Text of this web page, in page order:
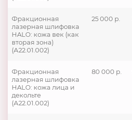
Фракционная
лазерная шлифовка
HALO: кожа век (как
вторая зона)
(А22.01.002)
25 000 р.
Фракционная
лазерная шлифовка
HALO: кожа лица и
декольте
(А22.01.002)
80 000 р.